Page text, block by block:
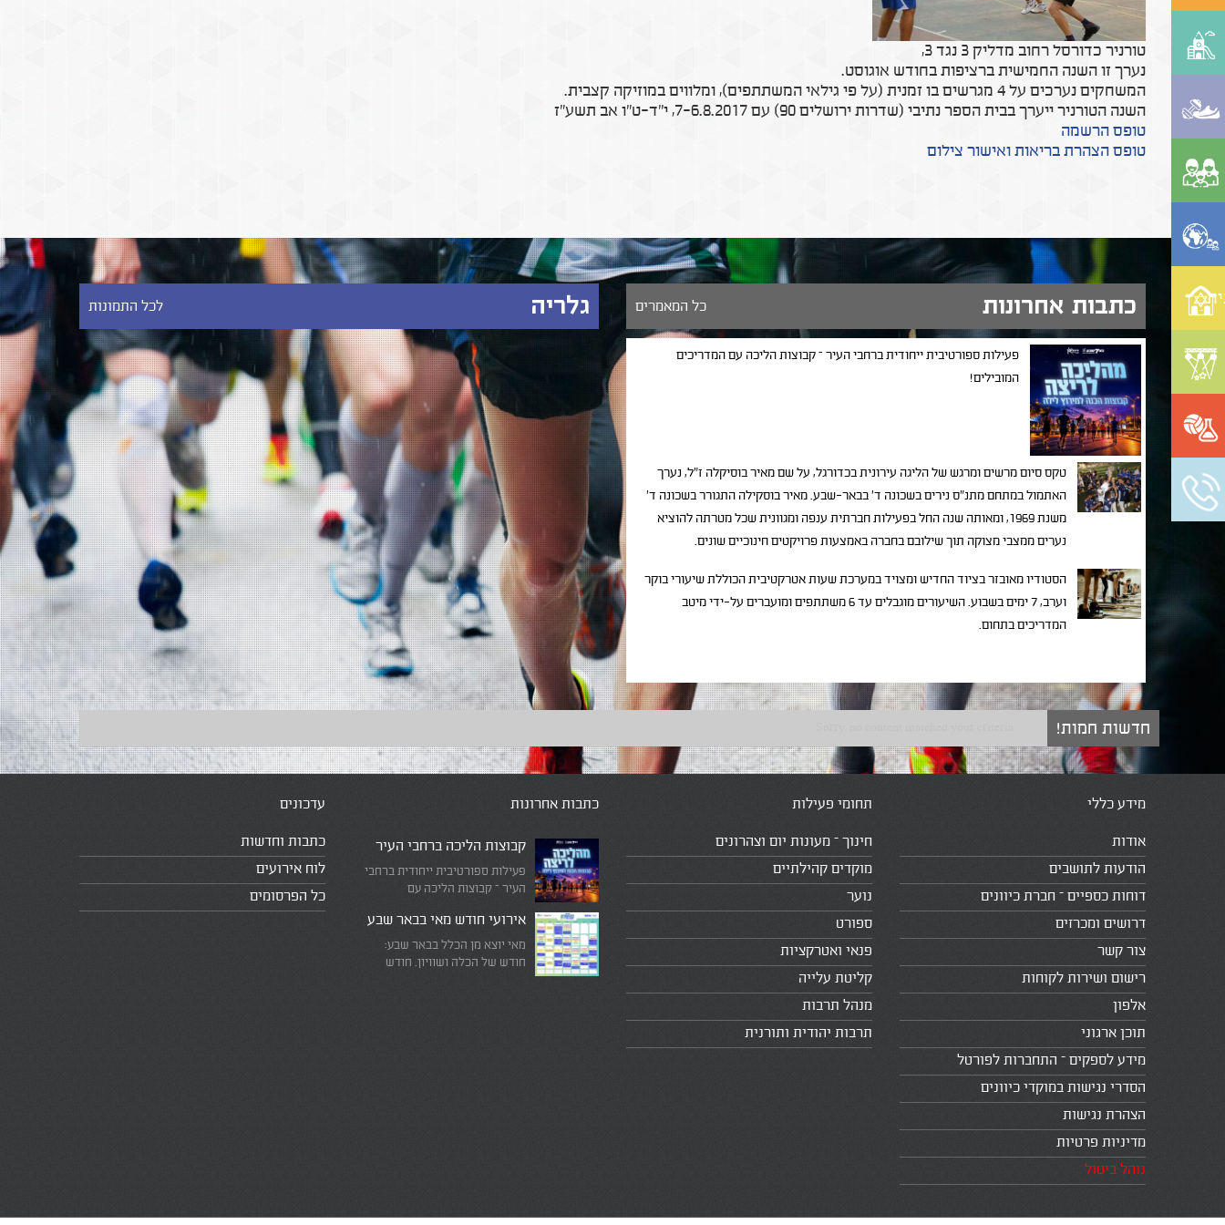
טורניר כדורסל רחוב מדליק 3 נגד 3,
נערך זו השנה החמישית ברציפות בחודש אוגוסט.
המשחקים נערכים על 4 מגרשים בו זמנית (על פי גילאי המשתתפים), ומלווים במוזיקה קצבית.
השנה הטורניר ייערך בבית הספר נתיבי (שדרות ירושלים 90) עם 7-6.8.2017, י"ד-ט"ו אב תשע"ז
טופס הרשמה
טופס הצהרת בריאות ואישור צילום
כתבות אחרונות כל המאמרים
פעילות ספורטיבית ייחודית ברחבי העיר – קבוצות הליכה עם המדריכים
המובילים!
טקס סיום מרשים ומרגש של הליגה עירונית בכדורגל, על שם מאיר בוסיקלה ז"ל, נערך
האתמול במתחם מתנ"ס נירים בשכונה ד' בבאר-שבע. מאיר בוסקילה התגורר בשכונה ד'
משנת 1969, ומאותה שנה החל בפעילות חברתית ענפה ומגוונית שכל מטרתה להוציא
נערים ממצבי מצוקה תוך שילובם בחברה באמצעות פרויקטים חינוכיים שונים.
הסטודיו מאובזר בציוד החדיש ומצויד במערכת שעות אטרקטיבית הכוללת שיעורי בוקר
וערב, 7 ימים בשבוע. השיעורים מוגבלים עד 6 משתתפים ומועברים על-ידי מיטב
המדריכים בתחום.
גלריה לכל התמונות
חדשות חמות!
מידע כללי
אודות
הודעות לתושבים
דוחות כספיים – חברת כיוונים
דרושים ומכרזים
צור קשר
רישום ושירות לקוחות
אלפון
תוכן ארגוני
מידע לספקים – התחברות לפורטל
הסדרי נגישות במוקדי כיוונים
הצהרת נגישות
מדיניות פרטיות
נוהל ביטול
תחומי פעילות
חינוך – מעונות יום וצהרונים
מוקדים קהילתיים
נוער
ספורט
פנאי ואטרקציות
קליטת עלייה
מנהל תרבות
תרבות יהודית ותורנית
כתבות אחרונות
קבוצות הליכה ברחבי העיר
פעילות ספורטיבית ייחודית ברחבי
העיר – קבוצות הליכה עם
אירועי חודש מאי בבאר שבע
מאי יוצא מן הכלל בבאר שבע:
חודש של הכלה ושוויון. חודש
עדכונים
כתבות וחדשות
לוח אירועים
כל הפרסומים